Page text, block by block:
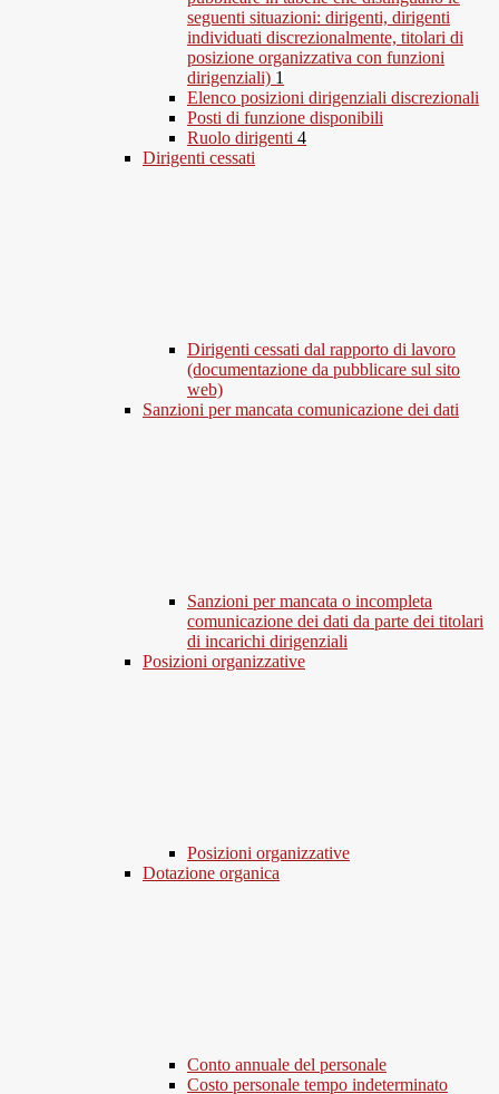
seguenti situazioni: dirigenti, dirigenti
individuati discrezionalmente, titolari di
posizione organizzativa con funzioni
dirigenziali) 1
Elenco posizioni dirigenziali discrezionali
Posti di funzione disponibili
Ruolo dirigenti 4
Dirigenti cessati
Dirigenti cessati dal rapporto di lavoro
(documentazione da pubblicare sul sito
web)
Sanzioni per mancata comunicazione dei dati
Sanzioni per mancata o incompleta
comunicazione dei dati da parte dei titolari
di incarichi dirigenziali
Posizioni organizzative
Posizioni organizzative
Dotazione organica
Conto annuale del personale
Costo personale tempo indeterminato